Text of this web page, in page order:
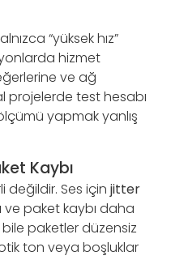
“yüksek hız”
hizmet
ve ağ
projelerde test hesabı
yapmak yanlış
Kaybı
değildir. Ses için jitter
paket kaybı daha
paketler düzensiz
ton veya boşluklar